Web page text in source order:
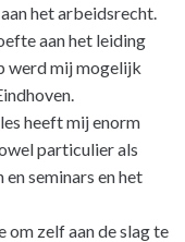
het arbeidsrecht.
aan het leiding
werd mij mogelijk
heeft mij enorm
particulier als
seminars en het
zelf aan de slag te